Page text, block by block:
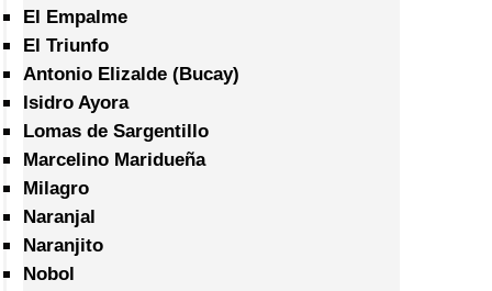
El Empalme
El Triunfo
Antonio Elizalde (Bucay)
Isidro Ayora
Lomas de Sargentillo
Marcelino Maridueña
Milagro
Naranjal
Naranjito
Nobol